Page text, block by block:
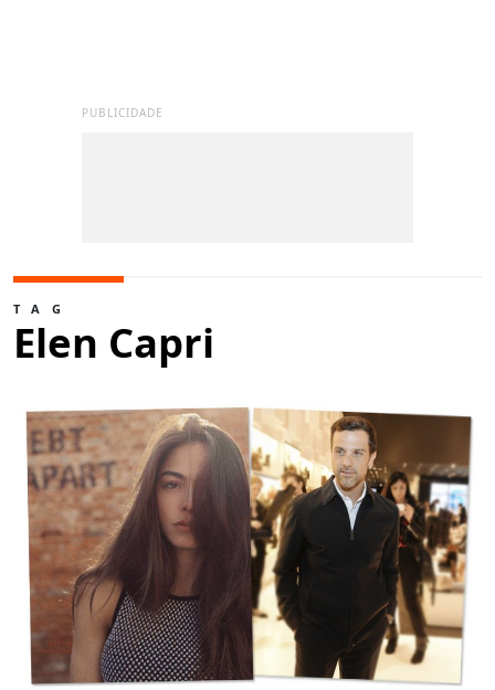
PUBLICIDADE
TAG
Elen Capri